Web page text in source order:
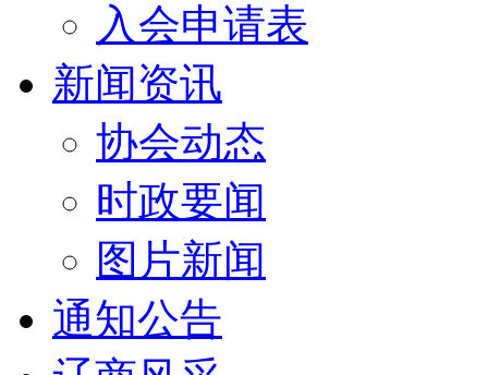
入会申请表
新闻资讯
协会动态
时政要闻
图片新闻
通知公告